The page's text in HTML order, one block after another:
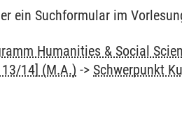
ein Suchformular im
Humanities & Social
14] (M.A.) -> Schwerpunkt